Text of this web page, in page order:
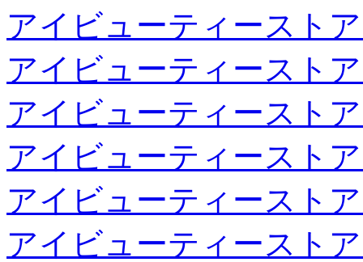
アイビューティースト
アイビューティースト
アイビューティースト
アイビューティースト
アイビューティースト
アイビューティースト